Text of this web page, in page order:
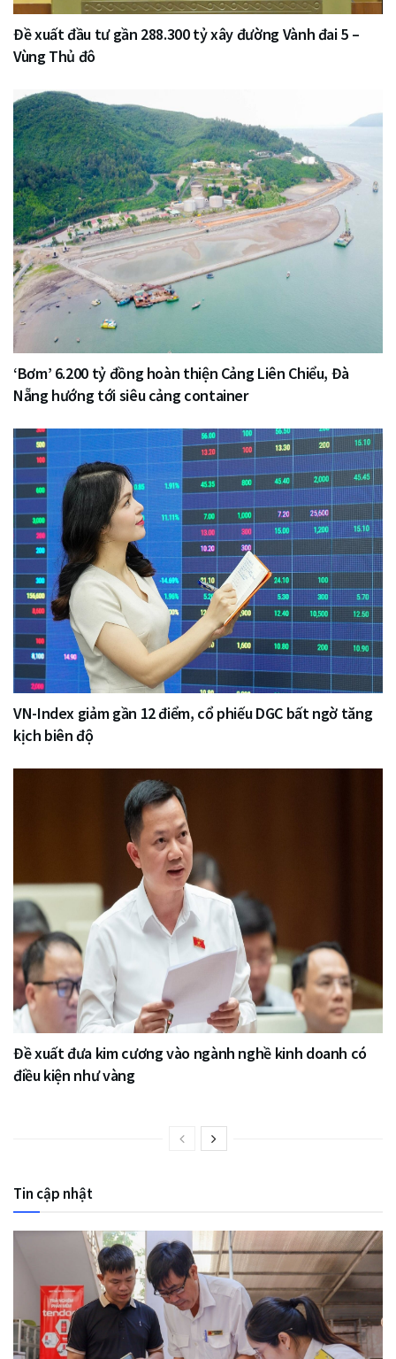
Đề xuất đầu tư gần 288.300 tỷ xây đường Vành đai 5 –
Vùng Thủ đô
‘Bơm’ 6.200 tỷ đồng hoàn thiện Cảng Liên Chiểu, Đà
Nẵng hướng tới siêu cảng container
VN-Index giảm gần 12 điểm, cổ phiếu DGC bất ngờ tăng
kịch biên độ
Đề xuất đưa kim cương vào ngành nghề kinh doanh có
điều kiện như vàng
Tin cập nhật